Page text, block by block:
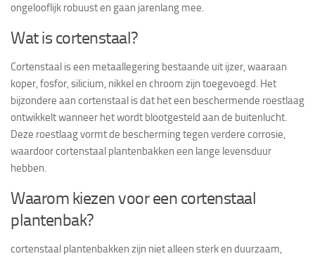
ongelooflijk robuust en gaan jarenlang mee.
Wat is cortenstaal?
Cortenstaal is een metaallegering bestaande uit ijzer, waaraan
koper, fosfor, silicium, nikkel en chroom zijn toegevoegd. Het
bijzondere aan cortenstaal is dat het een beschermende roestlaag
ontwikkelt wanneer het wordt blootgesteld aan de buitenlucht.
Deze roestlaag vormt de bescherming tegen verdere corrosie,
waardoor cortenstaal plantenbakken een lange levensduur
hebben.
Waarom kiezen voor een cortenstaal
plantenbak?
cortenstaal plantenbakken zijn niet alleen sterk en duurzaam,